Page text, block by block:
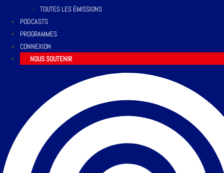
TOUTES LES ÉMISSIONS
PODCASTS
PROGRAMMES
CONNEXION
NOUS SOUTENIR